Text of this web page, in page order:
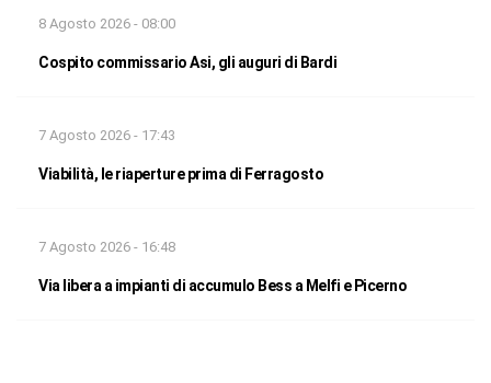
8 Agosto 2026 - 08:00
Cospito commissario Asi, gli auguri di Bardi
7 Agosto 2026 - 17:43
Viabilità, le riaperture prima di Ferragosto
7 Agosto 2026 - 16:48
Via libera a impianti di accumulo Bess a Melfi e Picerno